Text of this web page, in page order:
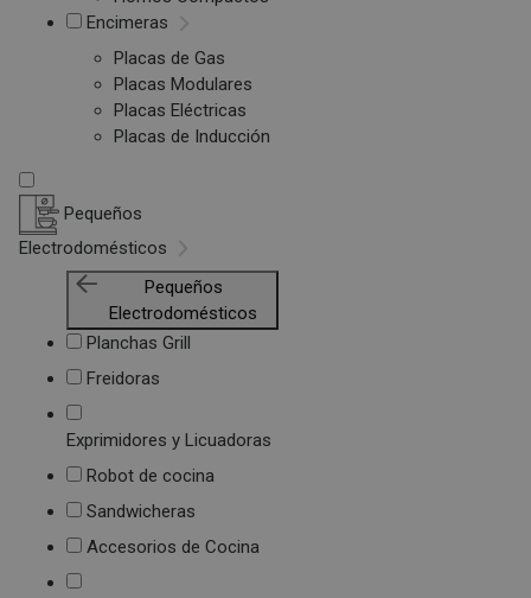
Encimeras
Placas de Gas
Placas Modulares
Placas Eléctricas
Placas de Inducción
Pequeños
Electrodomésticos
Pequeños
Electrodomésticos
Planchas Grill
Freidoras
Exprimidores y Licuadoras
Robot de cocina
Sandwicheras
Accesorios de Cocina